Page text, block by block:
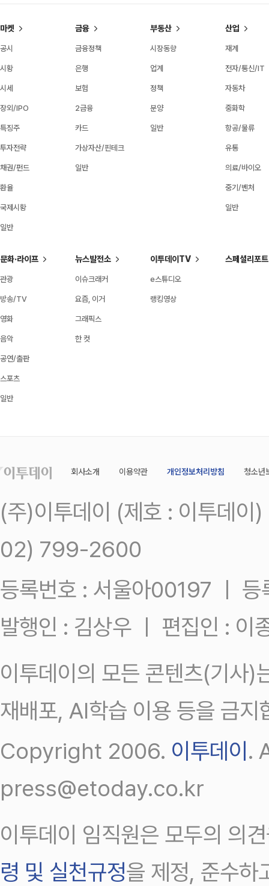
마켓
공시
시황
시세
장외/IPO
특징주
투자전략
채권/펀드
환율
국제시황
일반
금융
금융정책
은행
보험
2금융
카드
가상자산/핀테크
일반
부동산
시장동향
업계
정책
분양
일반
산업
재계
전자/통신/IT
자동차
중화학
항공/물류
유통
의료/바이오
중기/벤처
일반
문화·라이프
관광
방송/TV
영화
음악
공연/출판
스포츠
일반
뉴스발전소
이슈크래커
요즘, 이거
그래픽스
한 컷
이투데이TV
e스튜디오
랭킹영상
스페셜리포트
회사소개 이용약관 개인정보처리방침 청소년
(주)이투데이 (제호 : 이투데
02) 799-2600
등록번호 : 서울아00197 ㅣ
발행인 : 김상우 ㅣ 편집인 : 이
이투데이의 모든 콘텐츠(기사)
재배포, AI학습 이용 등을 금지
Copyright 2006. 이투데이.
press@etoday.co.kr
이투데이 임직원은 모두의 의
령 및 실천규정을 제정, 준수하